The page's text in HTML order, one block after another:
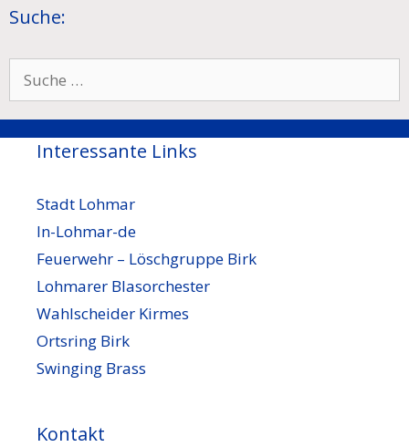
Suche:
nach:
Interessante Links
Stadt Lohmar
In-Lohmar-de
Feuerwehr – Löschgruppe Birk
Lohmarer Blasorchester
Wahlscheider Kirmes
Ortsring Birk
Swinging Brass
Kontakt